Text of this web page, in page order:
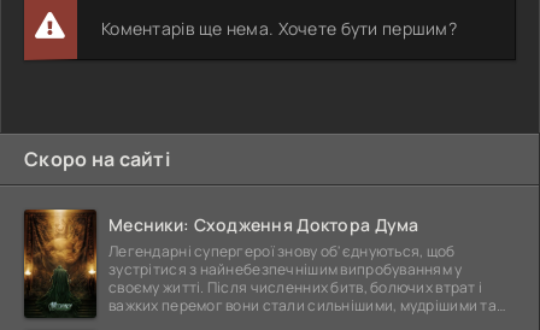
Коментарів ще нема. Хочете бути першим?
Скоро на сайті
Месники: Сходження Доктора Дума
Легендарні супергерої знову об'єднуються, щоб
зустрітися з найнебезпечнішим випробуванням у
своєму житті. Після численних битв, болючих втрат і
важких перемог вони стали сильнішими, мудрішими та